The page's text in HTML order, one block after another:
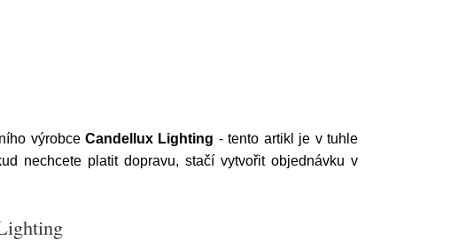
výrobceCandellux Lighting - tento artikl je v tuhle
nechcete platit dopravu, stačí vytvořit objednávku v